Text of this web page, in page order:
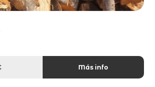
Más info